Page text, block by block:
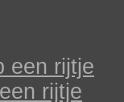
een rijtje
rijtje